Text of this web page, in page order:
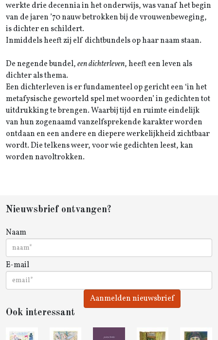
werkte drie decennia in het onderwijs, was vanaf het begin
van de jaren ’70 nauw betrokken bij de vrouwenbeweging,
is dichter en schildert.
Inmiddels heeft zij elf dichtbundels op haar naam staan.
De negende bundel,een dichterleven, heeft een leven als
dichter als thema.
Een dichterleven is er fundamenteel op gericht een ‘in het
metafysische geworteld spel met woorden’ in gedichten tot
uitdrukking te brengen. Waarbij tijd en ruimte eindelijk
van hun zogenaamd vanzelfsprekende karakter worden
ontdaan en een andere en diepere werkelijkheid zichtbaar
wordt. Die telkens weer, voor wie gedichten leest, kan
worden navoltrokken.
Nieuwsbrief ontvangen?
Naam
E-mail
Aanmelden nieuwsbrief
Ook interessant